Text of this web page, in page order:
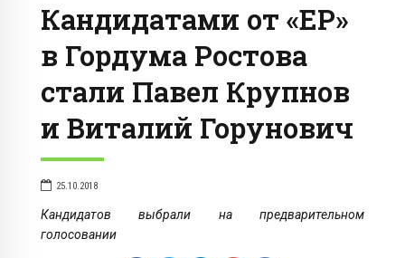
Кандидатами от «ЕР»
в Гордума Ростова
стали Павел Крупнов
и Виталий Горунович
25.10.2018
Кандидатов выбрали на предварительном
голосовании